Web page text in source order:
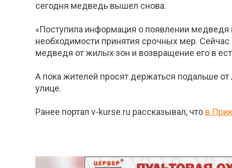
сегодня медведь вышел снова.
«Поступила информация о появлении
необходимости принятия срочных мер.
медведя от жилых зон и возвращение его в
А пока жителей просят держаться подальше
улице.
Ранее портал v-kurse.ru рассказывал, что в